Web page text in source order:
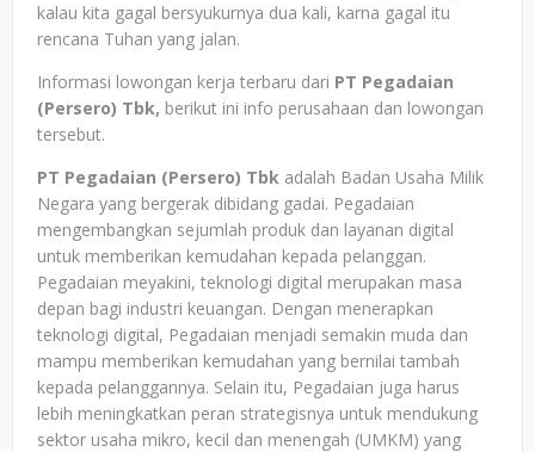
kalau kita gagal bersyukurnya dua kali, karna gagal itu
rencana Tuhan yang jalan.
Informasi lowongan kerja terbaru dari PT Pegadaian
(Persero) Tbk, berikut ini info perusahaan dan lowongan
tersebut.
PT Pegadaian (Persero) Tbk adalah Badan Usaha Milik
Negara yang bergerak dibidang gadai. Pegadaian
mengembangkan sejumlah produk dan layanan digital
untuk memberikan kemudahan kepada pelanggan.
Pegadaian meyakini, teknologi digital merupakan masa
depan bagi industri keuangan. Dengan menerapkan
teknologi digital, Pegadaian menjadi semakin muda dan
mampu memberikan kemudahan yang bernilai tambah
kepada pelanggannya. Selain itu, Pegadaian juga harus
lebih meningkatkan peran strategisnya untuk mendukung
sektor usaha mikro, kecil dan menengah (UMKM) yang